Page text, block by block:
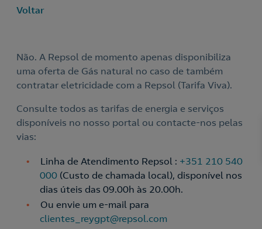
Nós ligamos!
Voltar
Não. A Repsol de momento apenas disponibiliza
uma oferta de Gás natural no caso de também
contratar eletricidade com a Repsol (Tarifa Viva).
Consulte todos as tarifas de energia e serviços
disponíveis no nosso portal ou contacte-nos pelas
vias:
Linha de Atendimento Repsol : +351 210 540
000 (Custo de chamada local), disponível nos
dias úteis das 09.00h às 20.00h.
Ou envie um e-mail para
clientes_reygpt@repsol.com